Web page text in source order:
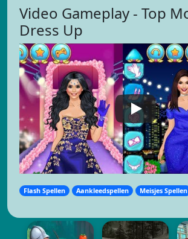
Video Gameplay - Top
Dress Up
Flash Spellen Aankleedspellen Meisjes Spellen